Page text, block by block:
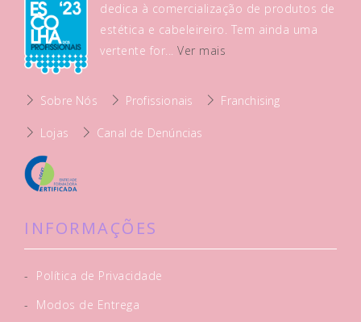
dedica à comercialização de produtos de
estética e cabeleireiro. Tem ainda uma
vertente for...Ver mais
Sobre Nós Profissionais Franchising
Lojas Canal de Denúncias
INFORMAÇÕES
-
Política de Privacidade
-
Modos de Entrega